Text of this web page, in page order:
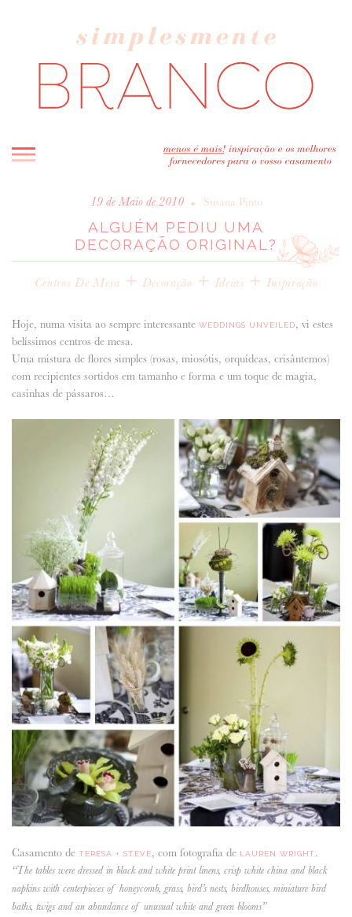
INICIO
BLOG
MELHOR INSPIRAÇÃO
ENTREVISTAS
CASAVA-ME AQUI!
FORNECEDORES RECOMENDADOS
ANUNCIE CONNOSCO
19 de Maio de 2010 • Susana Pinto
ALGUÉM PEDIU UMA
DECORAÇÃO ORIGINAL?
Centros De Mesa + Decoração + Ideias + Inspiração
Hoje, numa visita ao sempre interessante WEDDINGS UNVEILED, vi estes
belíssimos centros de mesa.
Uma mistura de flores simples (rosas, miosótis, orquídeas, crisântemos)
com recipientes sortidos em tamanho e forma e um toque de magia,
casinhas de pássaros…
Casamento de TERESA + STEVE, com fotografia de LAUREN WRIGHT .
“The tables were dressed in black and white print linens, crisp white china and black
napkins with centerpieces of honeycomb, grass, bird’s nests, birdhouses, miniature bird
baths, twigs and an abundance of unusual white and green blooms”